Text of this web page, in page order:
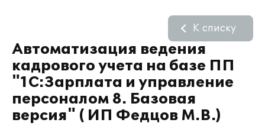
Автоматизация ведения
кадрового учета на базе ПП
"1С:Зарплата и управление
персоналом 8. Базовая
версия" ( ИП Федцов М.В.)
К списку